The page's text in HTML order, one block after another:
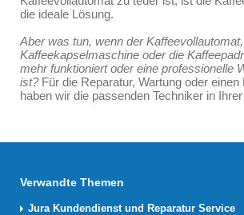
die ideale Lösung.
Aber was tun, wenn der
Kaffeekapselmaschine oder die
mehr funktioniert oder eine professionelle
ist?Für die Reparatur, Wartung oder einen
haben wir die passenden Techniker in
Verwandte Themen
Jura Kundendienst und Reparatur Service